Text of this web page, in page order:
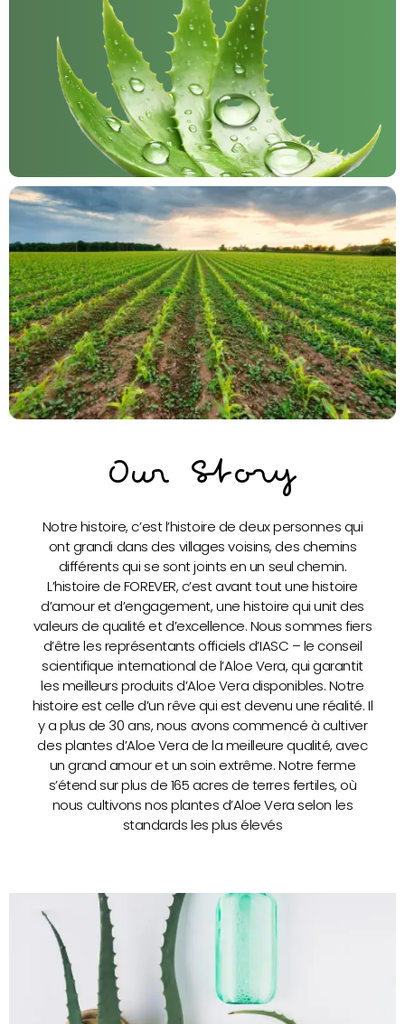
Our Story
Notre histoire, c’est l’histoire de deux personnes qui
ont grandi dans des villages voisins, des chemins
différents qui se sont joints en un seul chemin.
L’histoire de FOREVER, c’est avant tout une histoire
d’amour et d’engagement, une histoire qui unit des
valeurs de qualité et d’excellence. Nous sommes fiers
d’être les représentants officiels d’IASC – le conseil
scientifique international de l’Aloe Vera, qui garantit
les meilleurs produits d’Aloe Vera disponibles. Notre
histoire est celle d’un rêve qui est devenu une réalité. Il
y a plus de 30 ans, nous avons commencé à cultiver
des plantes d’Aloe Vera de la meilleure qualité, avec
un grand amour et un soin extrême. Notre ferme
s’étend sur plus de 165 acres de terres fertiles, où
nous cultivons nos plantes d’Aloe Vera selon les
standards les plus élevés